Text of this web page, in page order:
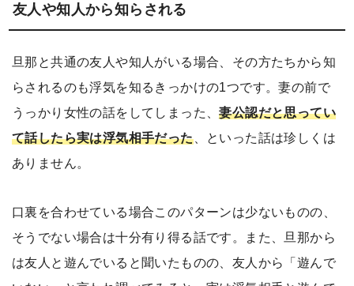
友人や知人から知らされる
旦那と共通の友人や知人がいる場合、その方たちから知
らされるのも浮気を知るきっかけの1つです。妻の前で
うっかり女性の話をしてしまった、妻公認だと思ってい
て話したら実は浮気相手だった、といった話は珍しくは
ありません。
口裏を合わせている場合このパターンは少ないものの、
そうでない場合は十分有り得る話です。また、旦那から
は友人と遊んでいると聞いたものの、友人から「遊んで